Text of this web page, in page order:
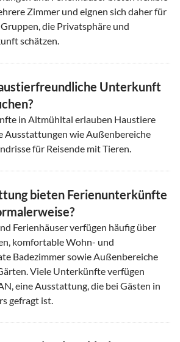
Zimmer und eignen sich daher für
die Privatsphäre und
schätzen.
Unterkunft
in Altmühltal erlauben Haustiere
Ausstattungen wie Außenbereiche
für Reisende mit Tieren.
bieten Ferienunterkünfte
Ferienhäuser verfügen häufig über
komfortable Wohn- und
Badezimmer sowie Außenbereiche
Viele Unterkünfte verfügen
eine Ausstattung, die bei Gästen in
gefragt ist.